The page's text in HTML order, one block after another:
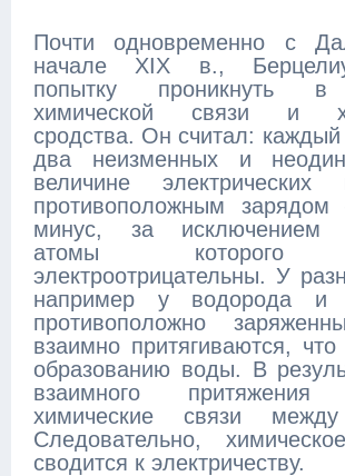
Почти одновременно с
начале XIX в.,
попытку проникнуть в
химической связи и
сродства. Он считал:
два неизменных и
величине
противоположным
минус, за исключением
атомы которого
электроотрицательны. У
например у водорода и
противоположно
взаимно притягиваются,
образованию воды. В
взаимного притяжения
химические связи
Следовательно,
сводится к электричеству.